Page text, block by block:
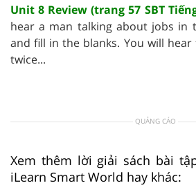
Unit 8 Review (trang 57 SBT
hear a man talking about jobs in
and fill in the blanks. You will
twice...
QUẢNG CÁO
Xem thêm lời giải sách bài
iLearn Smart World hay khác: